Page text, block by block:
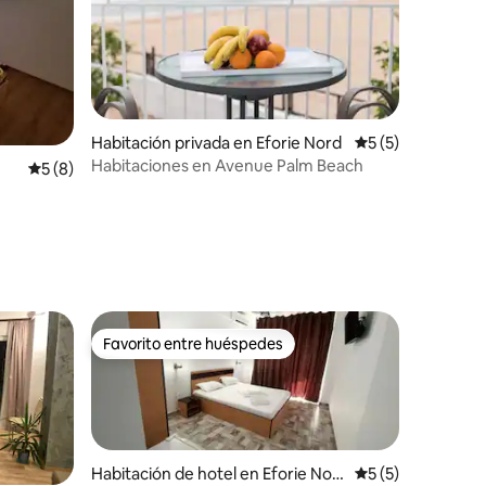
Calificación promedio: 5 de 5, 8 reseñas
5 (8)
Habitación privada en Eforie Nord Calificación
5 (5)
Habitaciones en Avenue Palm Beach
Favorito entre huéspedes
Favorito entre huéspedes
Habitación de hotel en Eforie Nor
Calificación
5 (5)